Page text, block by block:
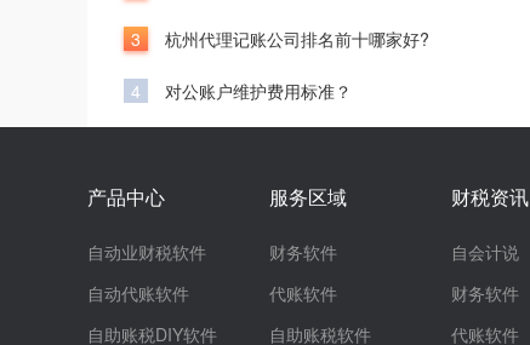
3 杭州代理记账公司排名前十哪家好?
4 对公账户维护费用标准？
产品中心
自动业财税软件
自动代账软件
自助账税DIY软件
服务区域
财务软件
代账软件
自助账税软件
财税资讯
自会计说
财务软件
代账软件